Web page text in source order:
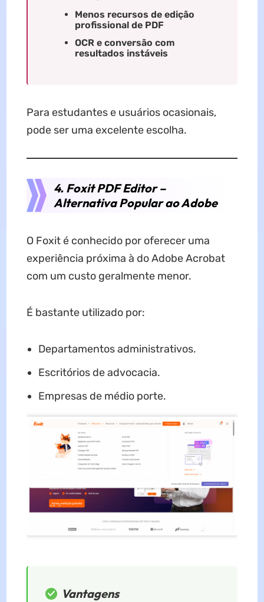
Menos recursos de edição
profissional de PDF
OCR e conversão com
resultados instáveis
Para estudantes e usuários ocasionais,
pode ser uma excelente escolha.
4. Foxit PDF Editor –
Alternativa Popular ao Adobe
O Foxit é conhecido por oferecer uma
experiência próxima à do Adobe Acrobat
com um custo geralmente menor.
É bastante utilizado por:
Departamentos administrativos.
Escritórios de advocacia.
Empresas de médio porte.
Vantagens